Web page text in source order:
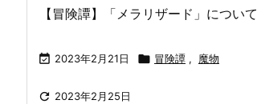
【冒険譚】「メラリザード」について
 2023年2月21日  冒険譚 , 魔物
 2023年2月25日